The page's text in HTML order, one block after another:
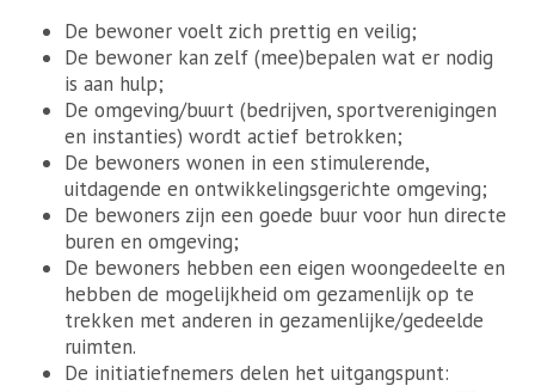
De bewoner voelt zich prettig en veilig;
De bewoner kan zelf (mee)bepalen wat er nodig
is aan hulp;
De omgeving/buurt (bedrijven, sportverenigingen
en instanties) wordt actief betrokken;
De bewoners wonen in een stimulerende,
uitdagende en ontwikkelingsgerichte omgeving;
De bewoners zijn een goede buur voor hun directe
buren en omgeving;
De bewoners hebben een eigen woongedeelte en
hebben de mogelijkheid om gezamenlijk op te
trekken met anderen in gezamenlijke/gedeelde
ruimten.
De initiatiefnemers delen het uitgangspunt: